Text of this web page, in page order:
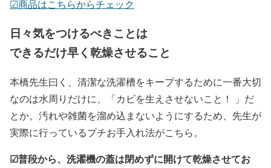
☑︎商品はこちらからチェック
日々気をつけるべきことは
できるだけ早く乾燥させること
本橋先生曰く、清潔な洗濯槽をキープするために一番大切
なのは水周りだけに、「カビを生えさせないこと！ 」だ
とか。汚れや雑菌を溜め込まないようにするため、先生が
実際に行っているプチお手入れ法がこちら。
☑普段から、洗濯機の蓋は閉めずに開けて乾燥させてお